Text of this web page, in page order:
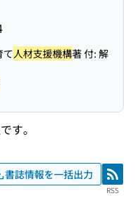
て人材支援機構著 付: 解
す。
書誌情報を一括出力 RSS
RSS